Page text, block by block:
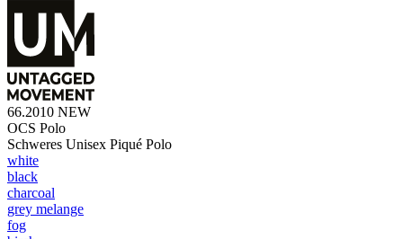
66.2010 NEW
OCS Polo
Schweres Unisex Piqué Polo
white
black
charcoal
grey melange
fog